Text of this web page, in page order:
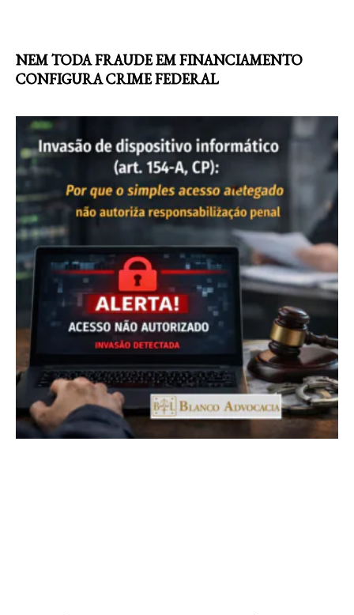
NEM TODA FRAUDE EM FINANCIAMENTO
CONFIGURA CRIME FEDERAL